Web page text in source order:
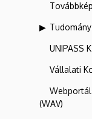
UNIPASS
Vállalati
(WAV)